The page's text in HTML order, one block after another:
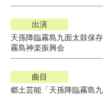
出演
天孫降臨霧島九面太鼓保
霧島神楽振興会
曲目
郷土芸能「天孫降臨霧島